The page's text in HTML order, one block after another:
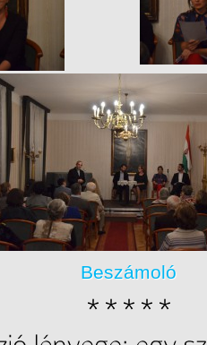
Beszámoló